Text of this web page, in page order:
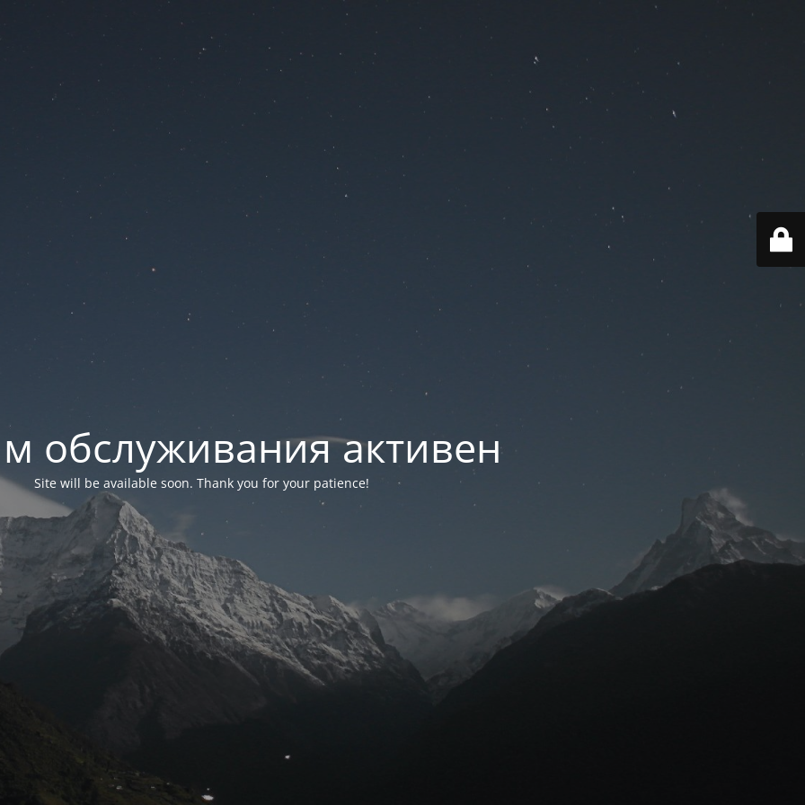
обслуживания активен
Site will be available soon. Thank you for your patience!